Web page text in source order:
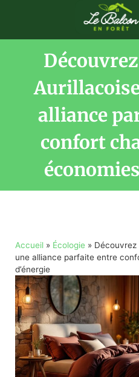
alliance
confort
Accueil » Écologie » Découvrez
une alliance parfaite entre
d’énergie